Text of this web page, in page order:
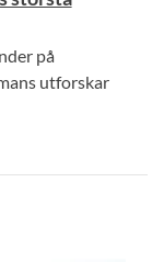
på
utforskar